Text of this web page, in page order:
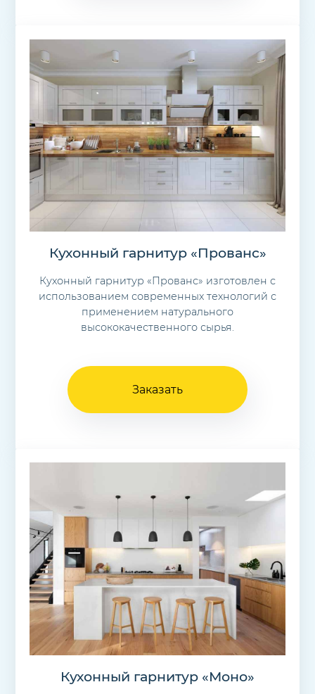
Кухонный гарнитур «Прованс»
Кухонный гарнитур «Прованс» изготовлен с
использованием современных технологий с
применением натурального
высококачественного сырья.
Заказать
Кухонный гарнитур «Моно»